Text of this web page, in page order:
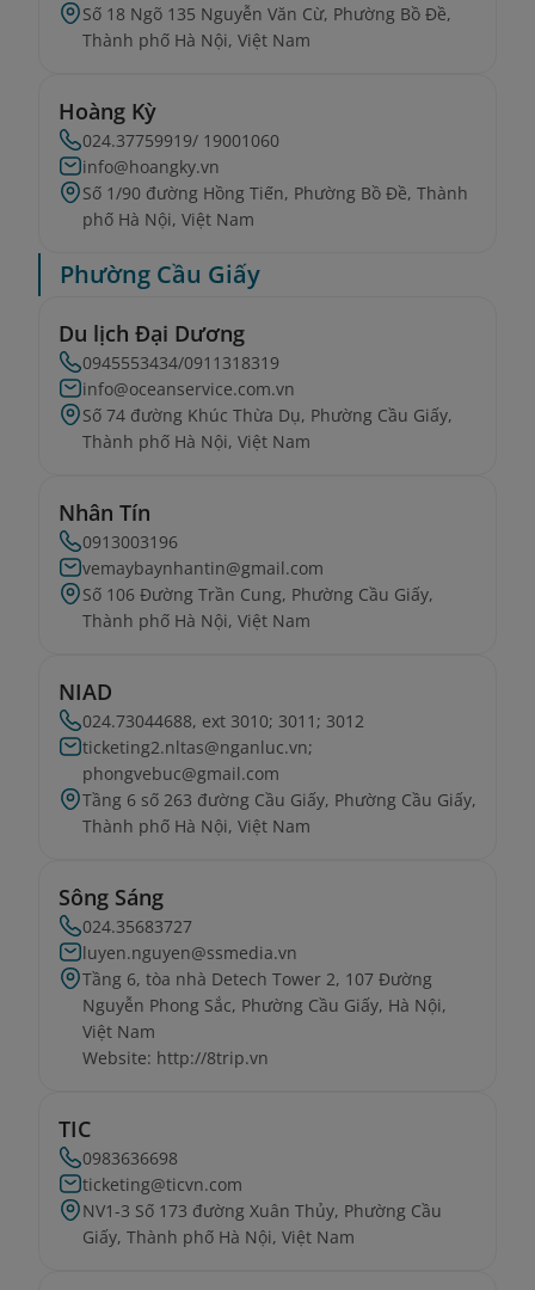
Số 18 Ngõ 135 Nguyễn Văn Cừ, Phường Bồ Đề,
Thành phố Hà Nội, Việt Nam
Hoàng Kỳ
024.37759919/ 19001060
info@hoangky.vn
Số 1/90 đường Hồng Tiến, Phường Bồ Đề, Thành
phố Hà Nội, Việt Nam
Phường Cầu Giấy
Du lịch Đại Dương
0945553434/0911318319
info@oceanservice.com.vn
Số 74 đường Khúc Thừa Dụ, Phường Cầu Giấy,
Thành phố Hà Nội, Việt Nam
Nhân Tín
0913003196
vemaybaynhantin@gmail.com
Số 106 Đường Trần Cung, Phường Cầu Giấy,
Thành phố Hà Nội, Việt Nam
NIAD
024.73044688, ext 3010; 3011; 3012
ticketing2.nltas@nganluc.vn;
phongvebuc@gmail.com
Tầng 6 số 263 đường Cầu Giấy, Phường Cầu Giấy,
Thành phố Hà Nội, Việt Nam
Sông Sáng
024.35683727
luyen.nguyen@ssmedia.vn
Tầng 6, tòa nhà Detech Tower 2, 107 Đường
Nguyễn Phong Sắc, Phường Cầu Giấy, Hà Nội,
Việt Nam
Website: http://8trip.vn
TIC
0983636698
ticketing@ticvn.com
NV1-3 Số 173 đường Xuân Thủy, Phường Cầu
Giấy, Thành phố Hà Nội, Việt Nam